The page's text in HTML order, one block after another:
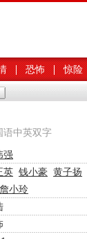
恐怖 惊险
语中英双字
强
英 钱小豪 黄子扬
詹小玲